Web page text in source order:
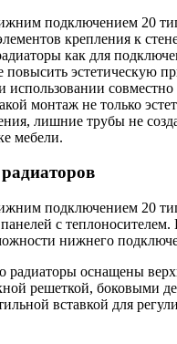
подключением 20
крепления к
как для
повысить эстетическую
использовании
монтаж не только
лишние трубы не
мебели.
подключением 20
с
нижнего
радиаторы оснащены
решеткой, боковыми
вставкой для